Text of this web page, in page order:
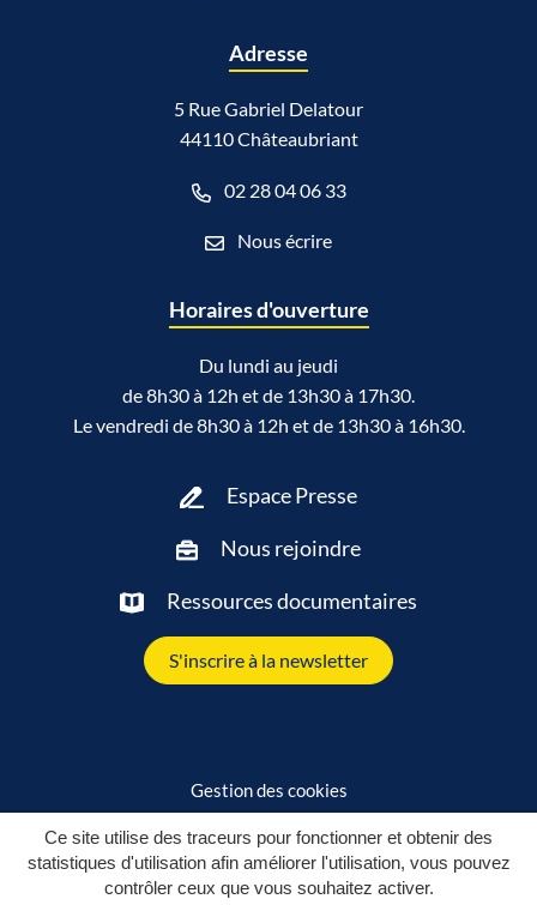
Ce site utilise des traceurs pour fonctionner et obtenir des
statistiques d'utilisation afin améliorer l'utilisation, vous pouvez
contrôler ceux que vous souhaitez activer.
Adresse
5 Rue Gabriel Delatour
44110 Châteaubriant
02 28 04 06 33
Nous écrire
Horaires d'ouverture
Du lundi au jeudi
de 8h30 à 12h et de 13h30 à 17h30.
Le vendredi de 8h30 à 12h et de 13h30 à 16h30.
Espace Presse
Nous rejoindre
Ressources documentaires
S'inscrire à la newsletter
Gestion des cookies
Plan du site
Mentions légales